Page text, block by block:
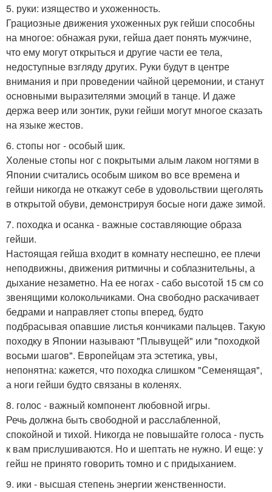
5. руки: изящество и ухоженность.
Грациозные движения ухоженных рук гейши способны
на многое: обнажая руки, гейша дает понять мужчине,
что ему могут открыться и другие части ее тела,
недоступные взгляду других. Руки будут в центре
внимания и при проведении чайной церемонии, и станут
основными выразителями эмоций в танце. И даже
держа веер или зонтик, руки гейши могут многое сказать
на языке жестов.
6. стопы ног - особый шик.
Холеные стопы ног с покрытыми алым лаком ногтями в
Японии считались особым шиком во все времена и
гейши никогда не откажут себе в удовольствии щеголять
в открытой обуви, демонстрируя босые ноги даже зимой.
7. походка и осанка - важные составляющие образа
гейши.
Настоящая гейша входит в комнату неспешно, ее плечи
неподвижны, движения ритмичны и соблазнительны, а
дыхание незаметно. На ее ногах - сабо высотой 15 см со
звенящими колокольчиками. Она свободно раскачивает
бедрами и направляет стопы вперед, будто
подбрасывая опавшие листья кончиками пальцев. Такую
походку в Японии называют "Плывущей" или "походкой
восьми шагов". Европейцам эта эстетика, увы,
непонятна: кажется, что походка слишком "Семенящая",
а ноги гейши будто связаны в коленях.
8. голос - важный компонент любовной игры.
Речь должна быть свободной и расслабленной,
спокойной и тихой. Никогда не повышайте голоса - пусть
к вам прислушиваются. Но и шептать не нужно. И еще: у
гейш не принято говорить томно и с придыханием.
9. ики - высшая степень энергии женственности.